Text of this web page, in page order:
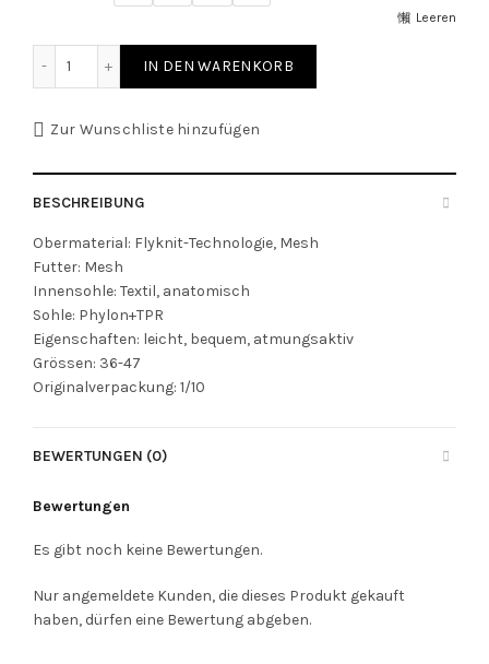
Leeren
IN DEN WARENKORB
Zur Wunschliste hinzufügen
BESCHREIBUNG
Obermaterial: Flyknit-Technologie, Mesh
Futter: Mesh
Innensohle: Textil, anatomisch
Sohle: Phylon+TPR
Eigenschaften: leicht, bequem, atmungsaktiv
Grössen: 36-47
Originalverpackung: 1/10
BEWERTUNGEN (0)
Bewertungen
Es gibt noch keine Bewertungen.
Nur angemeldete Kunden, die dieses Produkt gekauft
haben, dürfen eine Bewertung abgeben.